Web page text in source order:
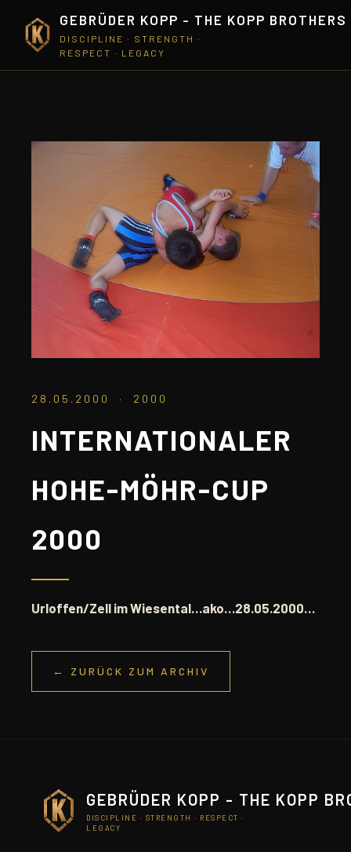
GEBRÜDER KOPP - THE KOPP BROTHERS
DISCIPLINE · STRENGTH ·
RESPECT · LEGACY
28.05.2000 · 2000
INTERNATIONALER
HOHE-MÖHR-CUP
2000
Urloffen/Zell im Wiesental…ako…28.05.2000…
← ZURÜCK ZUM ARCHIV
GEBRÜDER KOPP - THE KOPP
DISCIPLINE · STRENGTH · RESPECT ·
LEGACY